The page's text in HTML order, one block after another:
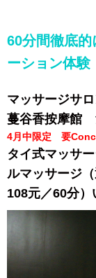
60分間徹底
ーション体験
マッサージサ
蔓谷香按摩館
4月中限定 要
タイ式マッサ
ルマッサージ
108元／60分